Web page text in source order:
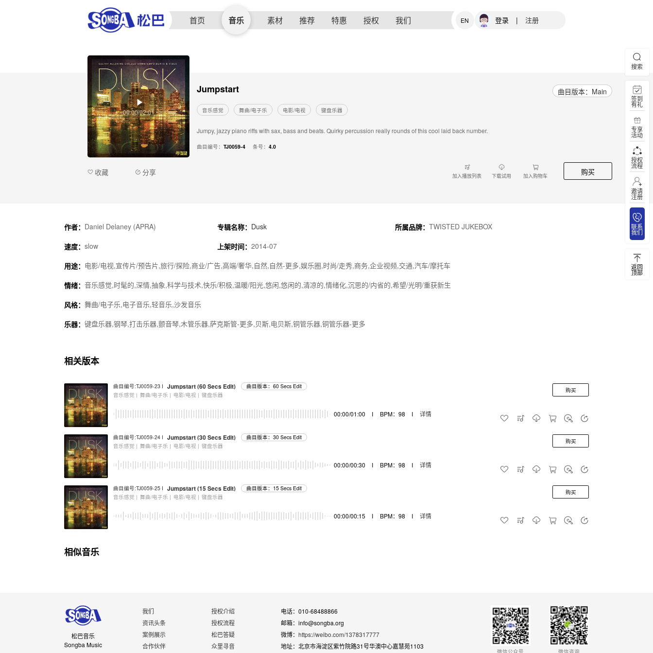
首页 音乐 素材 推荐 特惠 授权 我们 EN 登录 | 注册
Jumpstart 曲目版本：Main
音乐感觉 舞曲/电子乐 电影/电视 键盘乐器
Jumpy, jazzy piano riffs with sax, bass and beats. Quirky percussion really rounds of this cool laid back number.
曲目编号： TJ0059-4 条号： 4.0
加入播放列表 下载试用 加入购物车 购买
00:00/02:01
收藏 分享
作者： Daniel Delaney (APRA) 专辑名称： Dusk 所属品牌： TWISTED JUKEBOX
速度： slow 上架时间： 2014-07
用途： 电影/电视,宣传片/预告片,旅行/探险,商业/广告,高端/奢华,自然,自然-更多,娱乐圈,时尚/走秀,商务,企业视频,交通,汽车/摩托车
情绪： 音乐感觉,时髦的,深情,抽象,科学与技术,快乐/积极,温暖/阳光,悠闲,悠闲的,清凉的,情绪化,沉思的/内省的,希望/光明/重获新生
风格： 舞曲/电子乐,电子音乐,轻音乐,沙发音乐
乐器： 键盘乐器,钢琴,打击乐器,颤音琴,木管乐器,萨克斯管-更多,贝斯,电贝斯,铜管乐器,铜管乐器-更多
相关版本
曲目编号:TJ0059-23 I Jumpstart (60 Secs Edit)
曲目版本：60 Secs Edit
音乐感觉 | 舞曲/电子乐 | 电影/电视 | 键盘乐器
00:00/01:00 I BPM：98 I 详情
购买
曲目编号:TJ0059-24 I Jumpstart (30 Secs Edit)
曲目版本：30 Secs Edit
音乐感觉 | 舞曲/电子乐 | 电影/电视 | 键盘乐器
00:00/00:30 I BPM：98 I 详情
购买
曲目编号:TJ0059-25 I Jumpstart (15 Secs Edit)
曲目版本：15 Secs Edit
音乐感觉 | 舞曲/电子乐 | 电影/电视 | 键盘乐器
00:00/00:15 I BPM：98 I 详情
购买
相似音乐
松巴音乐
Songba Music
我们
资讯头条
案例展示
合作伙伴
授权介绍
授权流程
松巴答疑
众里寻音
电话：010-68488866
邮箱：info@songba.org
微博： https://weibo.com/1378317777
地址：北京市海淀区紫竹院路31号华澳中心嘉慧苑1103
微信公众号 微信咨询
搜索
签到
有礼
专享
活动
授权
流程
邀请
注册
联系
我们
返回
顶部